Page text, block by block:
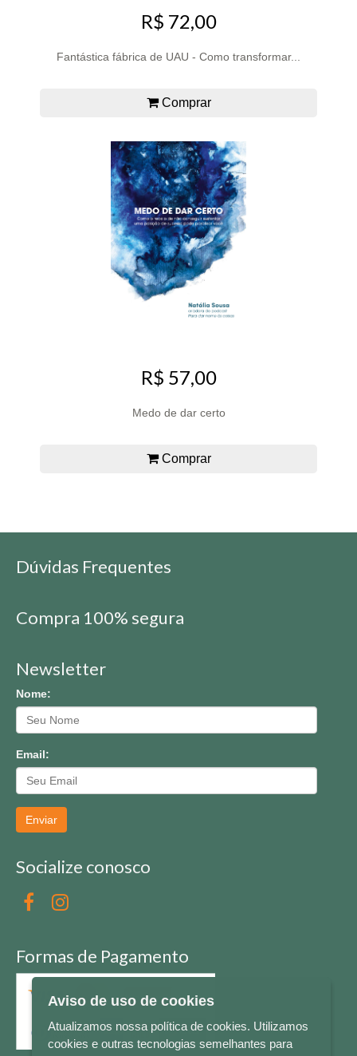
R$ 72,00
Fantástica fábrica de UAU - Como transformar...
Comprar
R$ 57,00
Medo de dar certo
Comprar
Dúvidas Frequentes
Compra 100% segura
Newsletter
Nome:
Email:
Enviar
Socialize conosco
Formas de Pagamento
Aviso de uso de cookies
Atualizamos nossa política de cookies. Utilizamos
cookies e outras tecnologias semelhantes para